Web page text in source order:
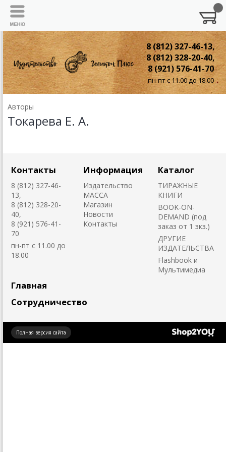
8 (812) 327-46-13,
8 (812) 328-20-40,
8 (921) 576-41-70
пн-пт с 11.00 до 18.00
Авторы
Токарева Е. А.
Контакты
8 (812) 327-46-
13,
8 (812) 328-20-
40,
8 (921) 576-41-
70
пн-пт с 11.00 до
18.00
Информация
Издательство
MACCA
Магазин
Новости
Контакты
Каталог
ТИРАЖНЫЕ
КНИГИ
BOOK-ON-
DEMAND (под
заказ от 1 экз.)
ДРУГИЕ
ИЗДАТЕЛЬСТВА
Flashbook и
Мультимедиа
Главная
Сотрудничество
Полная версия сайта